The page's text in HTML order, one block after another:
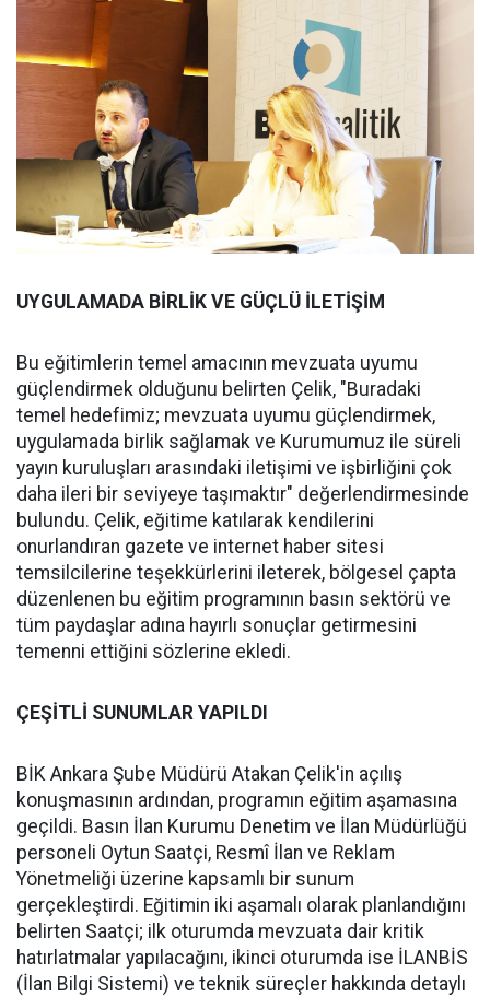
UYGULAMADA BİRLİK VE GÜÇLÜ İLETİŞİM
Bu eğitimlerin temel amacının mevzuata uyumu
güçlendirmek olduğunu belirten Çelik, "Buradaki
temel hedefimiz; mevzuata uyumu güçlendirmek,
uygulamada birlik sağlamak ve Kurumumuz ile süreli
yayın kuruluşları arasındaki iletişimi ve işbirliğini çok
daha ileri bir seviyeye taşımaktır" değerlendirmesinde
bulundu. Çelik, eğitime katılarak kendilerini
onurlandıran gazete ve internet haber sitesi
temsilcilerine teşekkürlerini ileterek, bölgesel çapta
düzenlenen bu eğitim programının basın sektörü ve
tüm paydaşlar adına hayırlı sonuçlar getirmesini
temenni ettiğini sözlerine ekledi.
ÇEŞİTLİ SUNUMLAR YAPILDI
BİK Ankara Şube Müdürü Atakan Çelik'in açılış
konuşmasının ardından, programın eğitim aşamasına
geçildi. Basın İlan Kurumu Denetim ve İlan Müdürlüğü
personeli Oytun Saatçi, Resmî İlan ve Reklam
Yönetmeliği üzerine kapsamlı bir sunum
gerçekleştirdi. Eğitimin iki aşamalı olarak planlandığını
belirten Saatçi; ilk oturumda mevzuata dair kritik
hatırlatmalar yapılacağını, ikinci oturumda ise İLANBİS
(İlan Bilgi Sistemi) ve teknik süreçler hakkında detaylı